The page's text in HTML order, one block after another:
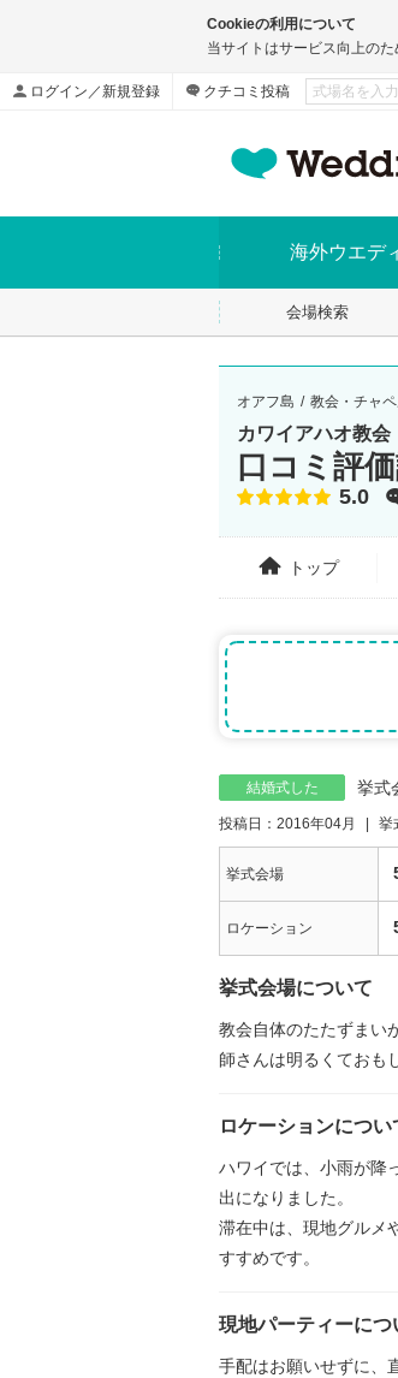
Cookieの利用について
当サイトはサービス向上の
ログイン／新規登録 クチコミ投稿
海外ウエデ
会場検索
オアフ島 教会・チャ
カワイアハオ教会
口コミ評
点数
5.0
トップ
結婚式した 挙式
投稿日：2016年04月 挙
挙式会場
ロケーション
挙式会場について
教会自体のたたずまい
師さんは明るくておも
ロケーションについ
ハワイでは、小雨が降
出になりました。
滞在中は、現地グルメ
すすめです。
現地パーティーにつ
手配はお願いせずに、